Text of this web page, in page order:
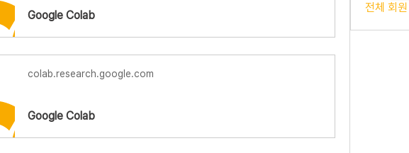
Google Colab
colab.research.google.com
Google Colab
전체 회